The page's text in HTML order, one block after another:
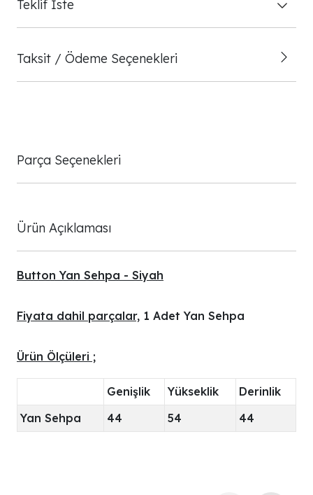
Teklif İste
Taksit / Ödeme Seçenekleri
Parça Seçenekleri
Ürün Açıklaması
Button Yan Sehpa - Siyah
Fiyata dahil parçalar, 1 Adet Yan Sehpa
Ürün Ölçüleri ;
Genişlik Yükseklik
Derinlik
Yan Sehpa
44 54 44